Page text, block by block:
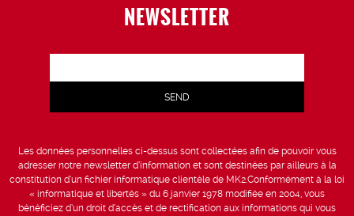
NEWSLETTER
Les données personnelles ci-dessus sont collectées afin de pouvoir vous
adresser notre newsletter d’information et sont destinées par ailleurs à la
constitution d’un fichier informatique clientèle de MK2.Conformément à la loi
« informatique et libertés » du 6 janvier 1978 modifiée en 2004, vous
bénéficiez d’un droit d’accès et de rectification aux informations qui vous